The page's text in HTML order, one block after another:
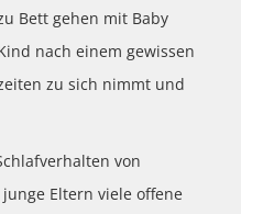
Bett gehen mit Baby
nach einem gewissen
zu sich nimmt und
von
Eltern viele offene